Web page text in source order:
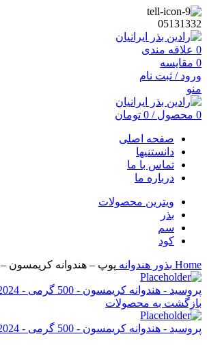
05131332
0 علاقه مندی
0 مقایسه
ورود / ثبت نام
منو
0 محصول /
0 تومان
صفحه اصلی
دانستنیها
تماس با ما
درباره ما
ویترین محصولات
بذر
سم
کود
Home بذور هندوانه پوپ – هندوانه کریمسون – 500 گرمی – 2024
پروسید - هندوانه کریمسون - 500 گرمی - 2024
بازگشت به محصولات
پروسید - هندوانه کریمسون - 500 گرمی - 2024